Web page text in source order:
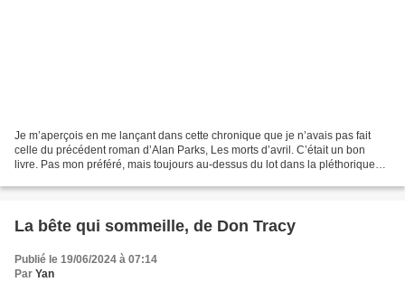
Je m’aperçois en me lançant dans cette chronique que je n’avais pas fait
celle du précédent roman d’Alan Parks, Les morts d’avril. C’était un bon
livre. Pas mon préféré, mais toujours au-dessus du lot dans la pléthorique
La bête qui sommeille, de Don Tracy
Publié le 19/06/2024 à 07:14
Par Yan